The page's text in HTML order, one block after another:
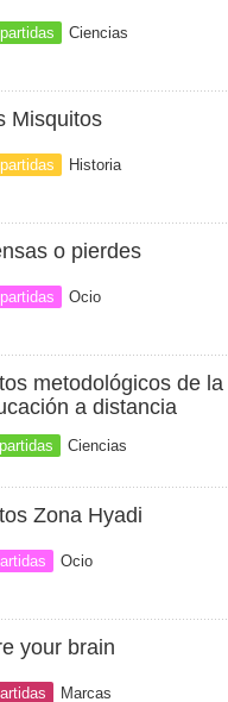
Ciencias
Misquitos
Historia
o pierdes
Ocio
metodológicos de la
a distancia
Ciencias
Zona Hyadi
Ocio
your brain
Marcas